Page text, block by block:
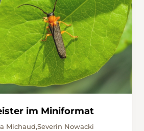
im Miniformat
Michaud,Severin Nowacki